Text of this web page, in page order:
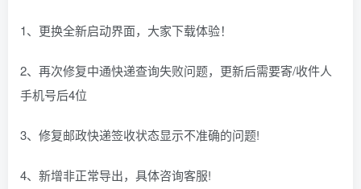
1、更换全新启动界面，大家下载体验！
2、再次修复中通快递查询失败问题，更新后需要寄/收件人
手机号后4位
3、修复邮政快递签收状态显示不准确的问题!
4、新增非正常导出，具体咨询客服!